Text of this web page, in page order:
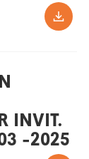
INVIT.
-2025